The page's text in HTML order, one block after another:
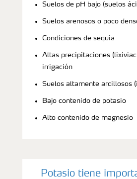
Suelos de pH bajo (suelos
Suelos arenosos o poco
Condiciones de sequía
Altas precipitaciones
irrigación
Suelos altamente arcillosos
Bajo contenido de potasio
Alto contenido de magnesio
Potasio tiene